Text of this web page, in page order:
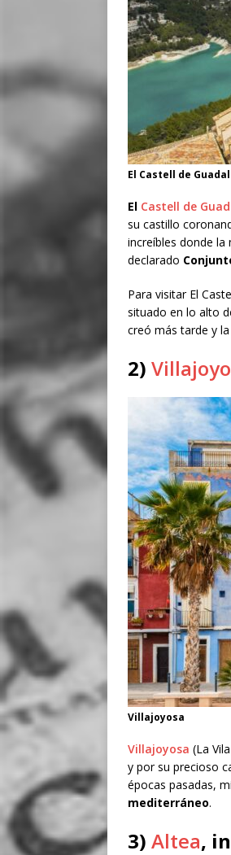
El Castell de
El Castell de
su castillo
increíbles donde la
declarado
Para visitar El
situado en lo alto
creó más tarde y
2)
Villajoyosa
Villajoyosa (La
y por su precioso
épocas pasadas,
mediterráneo.
3) Altea,